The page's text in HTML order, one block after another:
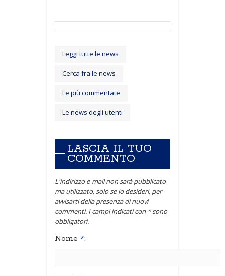
Leggi tutte le news
Cerca fra le news
Le più commentate
Le news degli utenti
LASCIA IL TUO
COMMENTO
L'indirizzo e-mail non sarà pubblicato
ma utilizzato, solo se lo desideri, per
avvisarti della presenza di nuovi
commenti. I campi indicati con * sono
obbligatori.
Nome *: